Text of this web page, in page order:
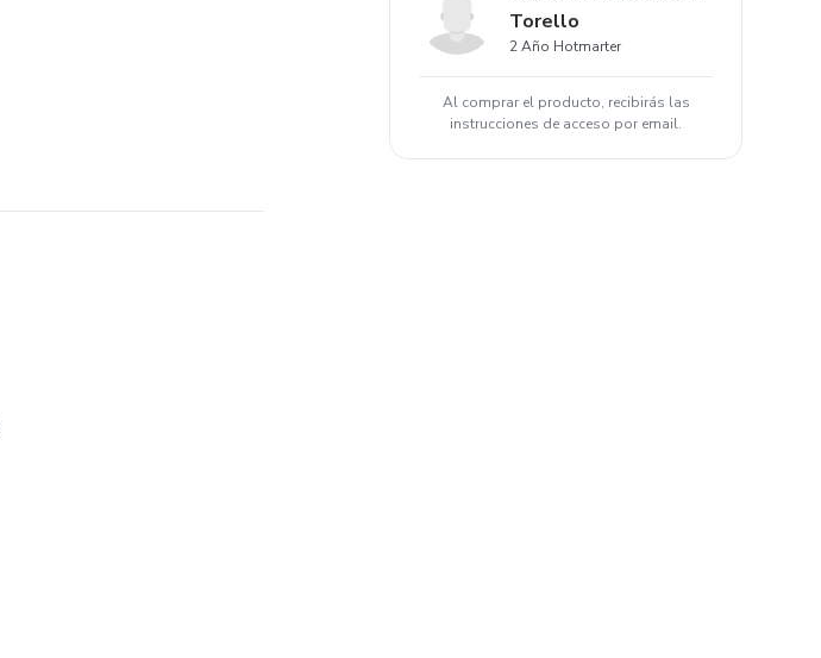
Torello
2 Año Hotmarter
Al comprar el producto, recibirás las
instrucciones de acceso por email.